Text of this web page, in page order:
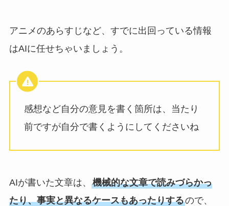
アニメのあらすじなど、すでに出回っている情報
はAIに任せちゃいましょう。
感想など自分の意見を書く箇所は、当たり
前ですが自分で書くようにしてくださいね
AIが書いた文章は、 機械的な文章で読みづらかっ
たり、事実と異なるケースもあったりするので、